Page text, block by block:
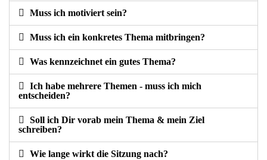
Muss ich motiviert sein?
Muss ich ein konkretes Thema mitbringen?
Was kennzeichnet ein gutes Thema?
Ich habe mehrere Themen - muss ich mich
entscheiden?
Soll ich Dir vorab mein Thema & mein Ziel
schreiben?
Wie lange wirkt die Sitzung nach?